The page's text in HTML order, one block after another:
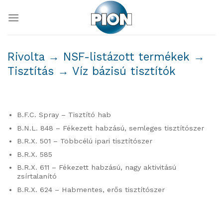
Rivolta → NSF-listázott termékek →
Tisztítás → Víz bázisú tisztítók
B.F.C. Spray – Tisztító hab
B.N.L. 848 – Fékezett habzású, semleges tisztítószer
B.R.X. 501 – Többcélú ipari tisztítószer
B.R.X. 585
B.R.X. 611 – Fékezett habzású, nagy aktivitású
zsírtalanító
B.R.X. 624 – Habmentes, erős tisztítószer